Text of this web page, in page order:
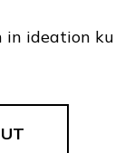
in ideation